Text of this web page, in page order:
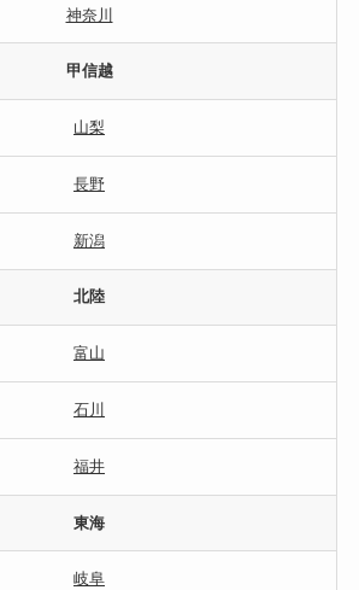
神奈川
甲信越
山梨
長野
新潟
北陸
富山
石川
福井
東海
岐阜